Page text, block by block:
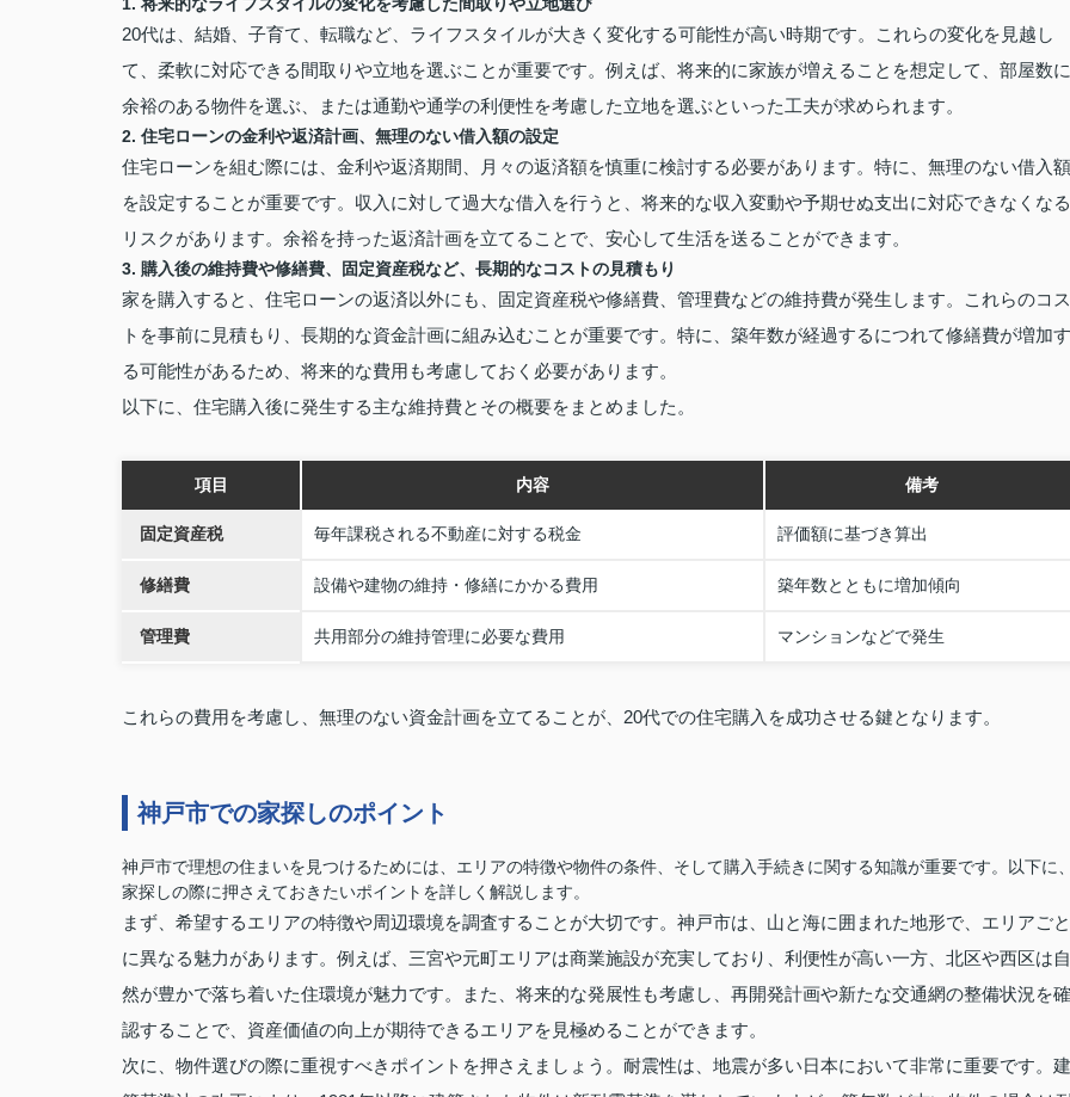
20代は、結婚、子育て、転職など、ライフスタイルが大きく変化する可能性が高い時期です。これらの変化を見越し
て、柔軟に対応できる間取りや立地を選ぶことが重要です。例えば、将来的に家族が増えることを想定して、部屋数に
余裕のある物件を選ぶ、または通勤や通学の利便性を考慮した立地を選ぶといった工夫が求められます。
2. 住宅ローンの金利や返済計画、無理のない借入額の設定
住宅ローンを組む際には、金利や返済期間、月々の返済額を慎重に検討する必要があります。特に、無理のない借入額
を設定することが重要です。収入に対して過大な借入を行うと、将来的な収入変動や予期せぬ支出に対応できなくなる
リスクがあります。余裕を持った返済計画を立てることで、安心して生活を送ることができます。
3. 購入後の維持費や修繕費、固定資産税など、長期的なコストの見積もり
家を購入すると、住宅ローンの返済以外にも、固定資産税や修繕費、管理費などの維持費が発生します。これらのコス
トを事前に見積もり、長期的な資金計画に組み込むことが重要です。特に、築年数が経過するにつれて修繕費が増加す
る可能性があるため、将来的な費用も考慮しておく必要があります。
以下に、住宅購入後に発生する主な維持費とその概要をまとめました。
項目 内容 備考
固定資産税 毎年課税される不動産に対する税金 評価額に基づき算出
修繕費 設備や建物の維持・修繕にかかる費用 築年数とともに増加傾向
管理費 共用部分の維持管理に必要な費用 マンションなどで発生
これらの費用を考慮し、無理のない資金計画を立てることが、20代での住宅購入を成功させる鍵となります。
神戸市での家探しのポイント
神戸市で理想の住まいを見つけるためには、エリアの特徴や物件の条件、そして購入手続きに関する知識が重要です。以下に
家探しの際に押さえておきたいポイントを詳しく解説します。
まず、希望するエリアの特徴や周辺環境を調査することが大切です。神戸市は、山と海に囲まれた地形で、エリアごと
に異なる魅力があります。例えば、三宮や元町エリアは商業施設が充実しており、利便性が高い一方、北区や西区は自
然が豊かで落ち着いた住環境が魅力です。また、将来的な発展性も考慮し、再開発計画や新たな交通網の整備状況を確
認することで、資産価値の向上が期待できるエリアを見極めることができます。
次に、物件選びの際に重視すべきポイントを押さえましょう。耐震性は、地震が多い日本において非常に重要です。建